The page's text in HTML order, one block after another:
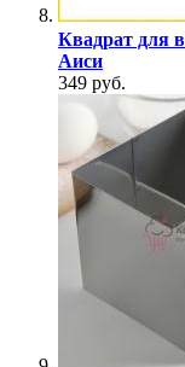
Квадрат для
Аиси
349 руб.